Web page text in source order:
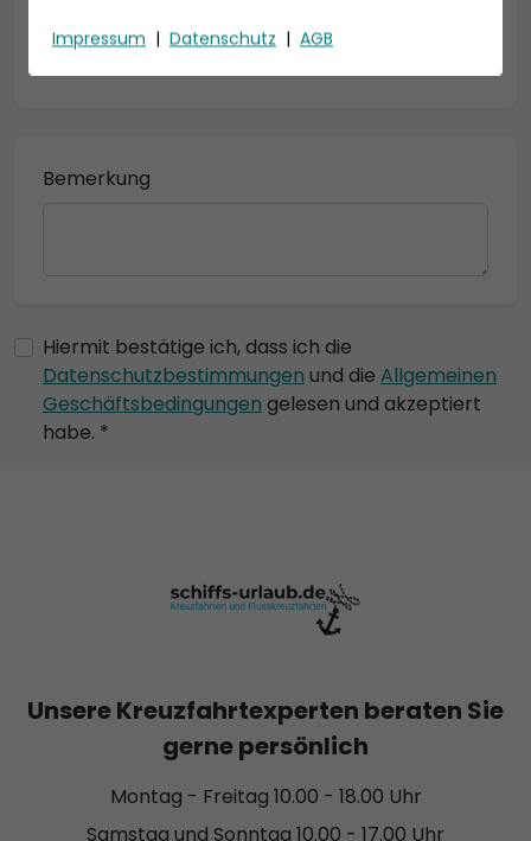
Bemerkung
Hiermit bestätige ich, dass ich die
Datenschutzbestimmungen und die Allgemeinen
Geschäftsbedingungen gelesen und akzeptiert
habe. *
Impressum | Datenschutz | AGB
Unsere Kreuzfahrtexperten beraten Sie
gerne persönlich
Montag - Freitag 10.00 - 18.00 Uhr
Samstag und Sonntag 10.00 - 17.00 Uhr